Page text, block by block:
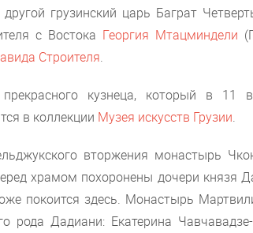
грузинский царь Баграт
с Востока Георгия Мтацминдели
Строителя.
кузнеца, который в 11
в коллекции Музея искусств Грузии.
вторжения монастырь
храмом похоронены дочери князя
покоится здесь. Монастырь
рода Дадиани: Екатерина